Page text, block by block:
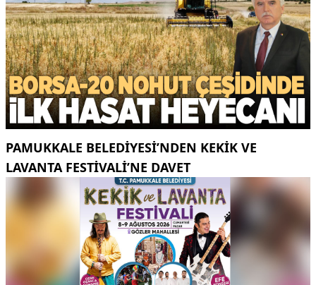
PAMUKKALE BELEDIYESI’NDEN KEKIK VE
LAVANTA FESTIVALI’NE DAVET